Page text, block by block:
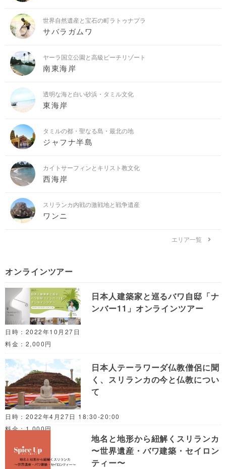
世界自然遺産と宝石の町ラトゥナプラ
サバラガムワ
ヤーラ国立公園と高級ビーチリゾート
南東海岸
透明な海と白い砂浜・タミル文化
東海岸
タミルの都・聖なる島・最北の地
ジャフナ半島
カイトサーフィンとキリスト教文化
西海岸
スリランカ内戦の激戦地と戦争遺産
ワンニ
エリア一覧
オンラインツアー
日本人建築家と巡るバワ自邸「ナ
ンバー11」オンラインツアー
日時：2022年10月27日
料金：2,000円
日本人テーラワーダ仏教僧侶に聞
く、スリランカの今と仏教につい
て
日時：2022年4月27日 18:30-20:00
料金：1,000円
地名と地形から紐解くスリランカ
〜世界遺産・バワ建築・セイロン
ティー〜